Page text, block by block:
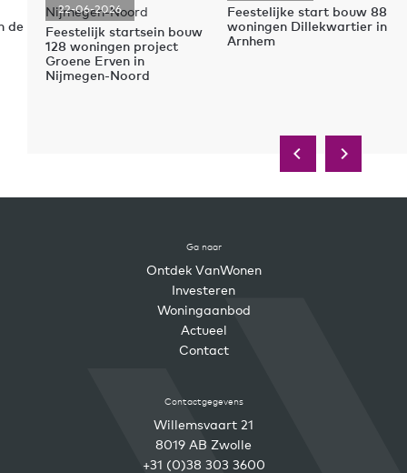
de
22-06-2026
Feestelijk startsein bouw
128 woningen project
Groene Erven in
Nijmegen-Noord
Feestelijke start bouw 88
woningen Dillekwartier in
Arnhem
Ga naar
Ontdek VanWonen
Investeren
Woningaanbod
Actueel
Contact
Contactgegevens
Willemsvaart 21
8019 AB Zwolle
+31 (0)38 303 3600